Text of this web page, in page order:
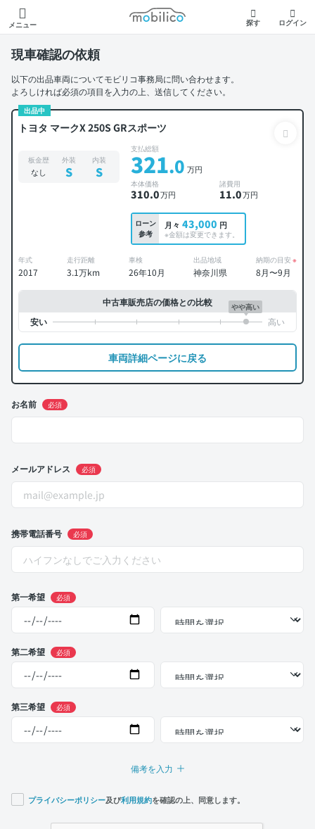
メニュー
モビリコ
探す ログイン
現車確認の依頼
以下の出品車両についてモビリコ事務局に問い合わせます。
よろしければ必須の項目を入力の上、送信してください。
出品中
トヨタ マークX 250S GRスポーツ
板金歴
なし
外装
S
内装
S
支払総額
321.0 万円
本体価格
310.0万円
諸費用
11.0万円
ローン
参考
月々 43,000 円
※金額は変更できます。
年式
2017
走行距離
3.1万km
車検
26年10月
出品地域
神奈川県
納期の目安 ※
8月〜9月
中古車販売店の価格との比較 やや高い
車両詳細ページに戻る
お名前 必須
メールアドレス 必須
携帯電話番号 必須
第一希望 必須
第二希望 必須
第三希望 必須
備考を入力
プライバシーポリシー及び利用規約を確認の上、同意します。